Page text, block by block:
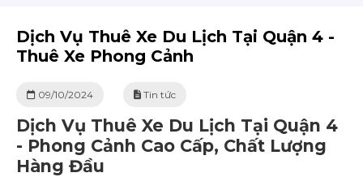
Dịch Vụ Thuê Xe Du Lịch Tại Quận 4 -
Thuê Xe Phong Cảnh
09/10/2024 Tin tức
Dịch Vụ Thuê Xe Du Lịch Tại Quận 4
- Phong Cảnh Cao Cấp, Chất Lượng
Hàng Đầu